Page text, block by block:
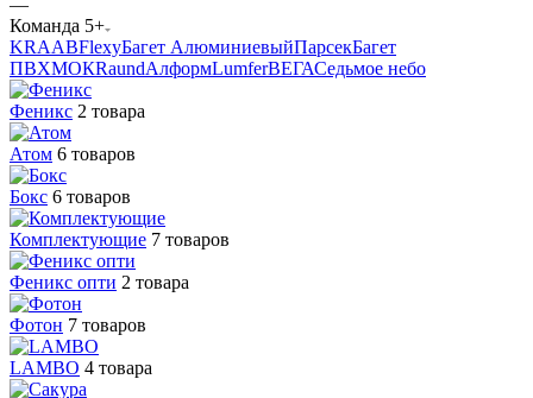
Команда 5+
KRAABFlexyБагет АлюминиевыйПарсекБагет
ПВХМОКRaundАлформLumferВЕГАСедьмое небо
Феникс 2 товара
Атом 6 товаров
Бокс 6 товаров
Комплектующие 7 товаров
Феникс опти 2 товара
Фотон 7 товаров
LAMBO 4 товара